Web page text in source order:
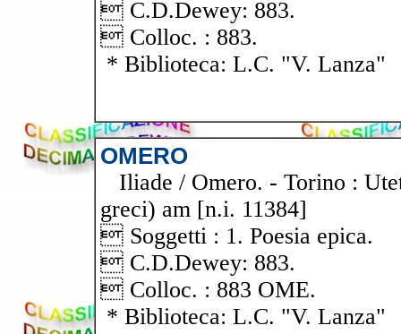
 C.D.Dewey: 883.
 Colloc. : 883.
* Biblioteca: L.C. "V. Lanza"
OMERO
Iliade / Omero. - Torino :
greci) am [n.i. 11384]
 Soggetti : 1. Poesia epica.
 C.D.Dewey: 883.
 Colloc. : 883 OME.
* Biblioteca: L.C. "V. Lanza"